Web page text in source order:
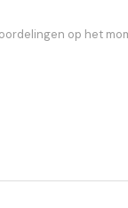
op het